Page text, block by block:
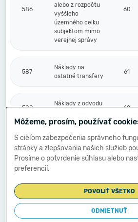
586
alebo z rozpočtu
vyššieho
územného celku
subjektom mimo
verejnej správy
60
587
Náklady na
ostatné transfery
61
588
Náklady z odvodu
62
589
Náklady z
budúceho odvodu
príjmov
63
Účtové skupiny
50 - 58 súčet
(r.001 + r.006 +
r.011 + r.017 +
r.021 + r.029 +
64
Môžeme, prosím, používať
S cieľom zabezpečenia správneho
stránky a zlepšovania našich služieb
Prosíme o potvrdenie súhlasu alebo
preferencií.
POVOLIŤ VŠETKO
ODMIETNUŤ